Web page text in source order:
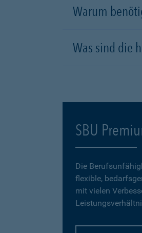
Warum
Was sind die
SBU
Die
flexible,
mit vielen